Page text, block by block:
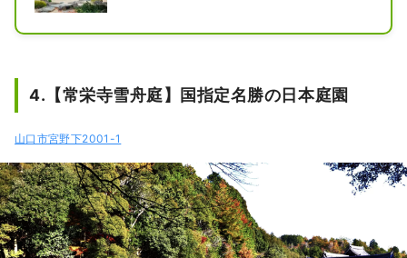
4.【常栄寺雪舟庭】国指定名勝の日本庭園
山口市宮野下2001-1